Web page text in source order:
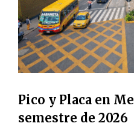
Pico y Placa en
semestre de 2026